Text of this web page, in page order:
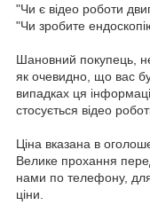
"Чи є відео роботи
"Чи зробите
Шановний покупець,
як очевидно, що вас
випадках ця
стосується відео
Ціна вказана в
Велике прохання
нами по телефону, для
ціни.